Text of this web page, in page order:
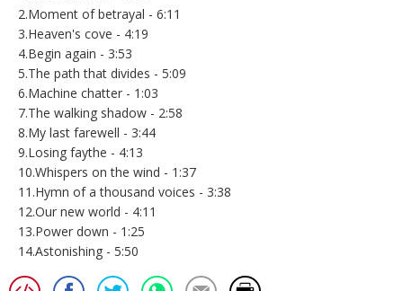
2.Moment of betrayal - 6:11
3.Heaven's cove - 4:19
4.Begin again - 3:53
5.The path that divides - 5:09
6.Machine chatter - 1:03
7.The walking shadow - 2:58
8.My last farewell - 3:44
9.Losing faythe - 4:13
10.Whispers on the wind - 1:37
11.Hymn of a thousand voices - 3:38
12.Our new world - 4:11
13.Power down - 1:25
14.Astonishing - 5:50